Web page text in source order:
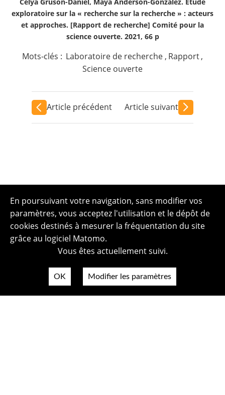
exploratoire sur la « recherche sur la recherche » : acteurs
et approches. [Rapport de recherche] Comité pour la
science ouverte. 2021, 66 p
Mots-clés : Laboratoire de recherche , Rapport,
Science ouverte
Article précédent Article suivant
En poursuivant votre navigation, sans modifier vos
paramètres, vous acceptez l'utilisation et le dépôt de
cookies destinés à mesurer la fréquentation du site
grâce au logiciel Matomo.
Vous êtes actuellement suivi.
OK Modifier les paramètres